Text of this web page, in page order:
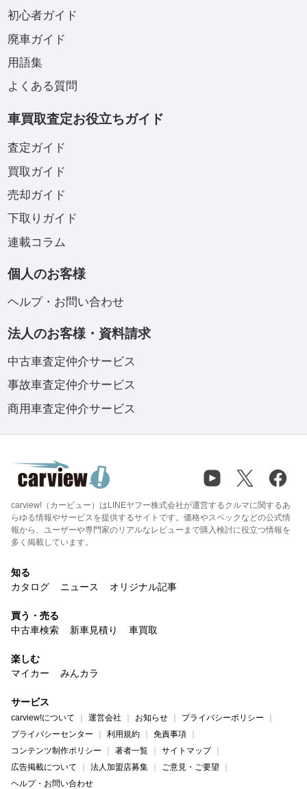
初心者ガイド
廃車ガイド
用語集
よくある質問
車買取査定お役立ちガイド
査定ガイド
買取ガイド
売却ガイド
下取りガイド
連載コラム
個人のお客様
ヘルプ・お問い合わせ
法人のお客様・資料請求
中古車査定仲介サービス
事故車査定仲介サービス
商用車査定仲介サービス
carview!（カービュー）はLINEヤフー株式会社が運営するクルマに関するあ
らゆる情報やサービスを提供するサイトです。価格やスペックなどの公式情
報から、ユーザーや専門家のリアルなレビューまで購入検討に役立つ情報を
多く掲載しています。
知る
カタログ
ニュース オリジナル記事
買う・売る
中古車検索
新車見積り 車買取
楽しむ
マイカー
みんカラ
サービス
carview!について 運営会社 お知らせ
プライバシーポリシー
プライバシーセンター
利用規約
免責事項
コンテンツ制作ポリシー
著者一覧
サイトマップ
広告掲載について
法人加盟店募集
ご意見・ご要望
ヘルプ・お問い合わせ